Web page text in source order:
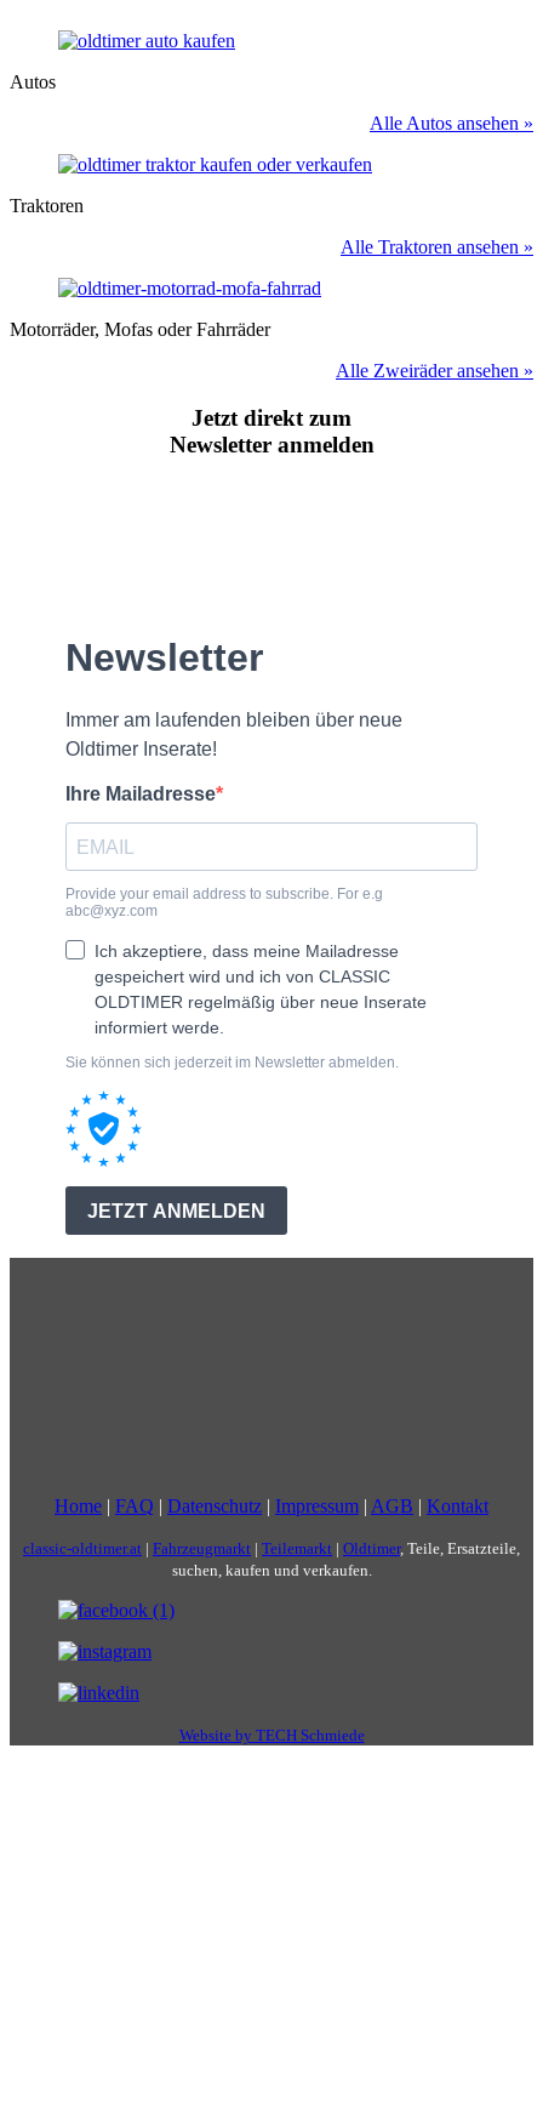
Autos
Alle Autos ansehen »
Traktoren
Alle Traktoren ansehen »
Motorräder, Mofas oder Fahrräder
Alle Zweiräder ansehen »
Jetzt direkt zum
Newsletter anmelden
Home | FAQ | Datenschutz | Impressum | AGB | Kontakt
classic-oldtimer.at | Fahrzeugmarkt | Teilemarkt | Oldtimer, Teile, Ersatzteile,
suchen, kaufen und verkaufen.
Website by TECH Schmiede